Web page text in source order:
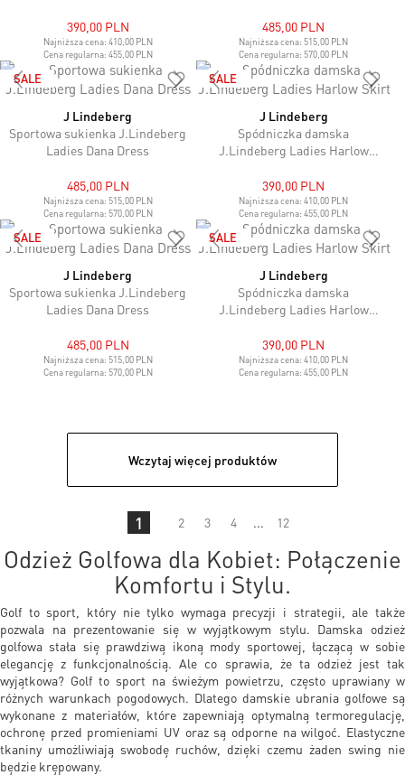
390,00 PLN
Najniższa cena: 410,00 PLN
Cena regularna: 455,00 PLN
485,00 PLN
Najniższa cena: 515,00 PLN
Cena regularna: 570,00 PLN
SALE
J Lindeberg
Sportowa sukienka J.Lindeberg
Ladies Dana Dress
485,00 PLN
Najniższa cena: 515,00 PLN
Cena regularna: 570,00 PLN
SALE
J Lindeberg
Spódniczka damska
J.Lindeberg Ladies Harlow
390,00 PLN
Najniższa cena:410,00 PLN
Cena regularna:455,00 PLN
SALE
J Lindeberg
Sportowa sukienka J.Lindeberg
Ladies Dana Dress
485,00 PLN
Najniższa cena: 515,00 PLN
Cena regularna: 570,00 PLN
SALE
J Lindeberg
Spódniczka damska
J.Lindeberg Ladies Harlow
390,00 PLN
Najniższa cena:410,00 PLN
Cena regularna:455,00 PLN
Wczytaj więcej produktów
1 2 3 4 ... 12
Odzież Golfowa dla Kobiet: Połączenie
Komfortu i Stylu.
Golf to sport, który nie tylko wymaga precyzji i strategii, ale także
pozwala na prezentowanie się w wyjątkowym stylu. Damska odzież
golfowa stała się prawdziwą ikoną mody sportowej, łączącą w sobie
elegancję z funkcjonalnością. Ale co sprawia, że ta odzież jest tak
wyjątkowa? Golf to sport na świeżym powietrzu, często uprawiany w
różnych warunkach pogodowych. Dlatego damskie ubrania golfowe są
wykonane z materiałów, które zapewniają optymalną termoregulację,
ochronę przed promieniami UV oraz są odporne na wilgoć. Elastyczne
tkaniny umożliwiają swobodę ruchów, dzięki czemu żaden swing nie
będzie krępowany.